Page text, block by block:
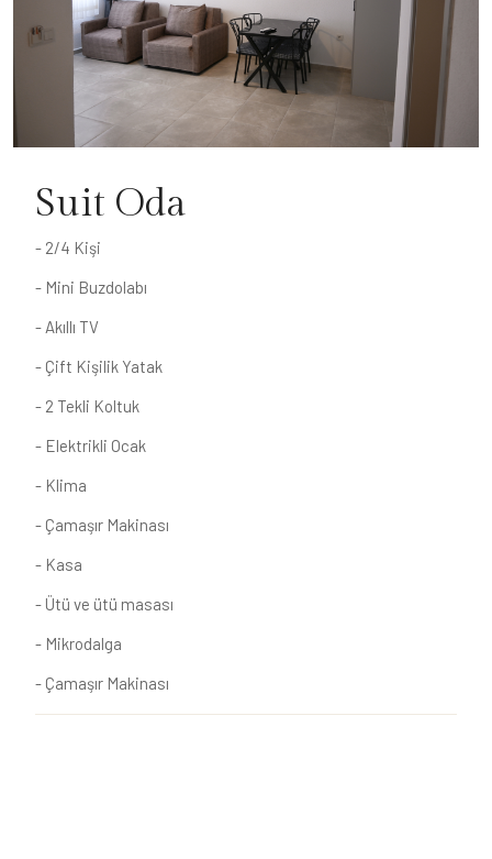
Suit Oda
- 2/4 Kişi
- Mini Buzdolabı
- Akıllı TV
- Çift Kişilik Yatak
- 2 Tekli Koltuk
- Elektrikli Ocak
- Klima
- Çamaşır Makinası
- Kasa
- Ütü ve ütü masası
- Mikrodalga
- Çamaşır Makinası